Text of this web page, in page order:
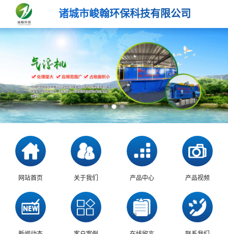
诸城市峻翰环保科技有限公司
网站首页 关于我们 产品中心 产品视频